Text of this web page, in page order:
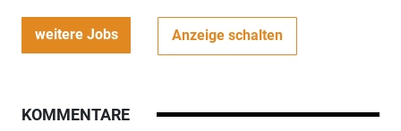
weitere Jobs Anzeige schalten
KOMMENTARE